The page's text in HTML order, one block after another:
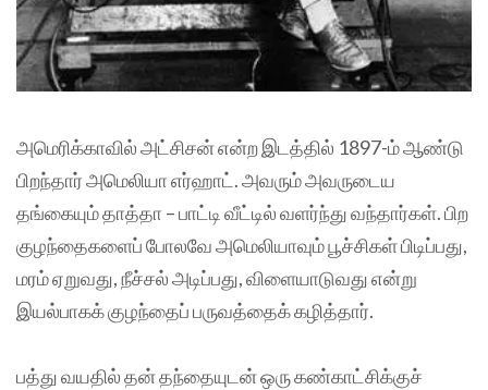
அமெரிக்காவில் அட்சிசன் என்ற இடத்தில் 1897-ம் ஆண்டு
பிறந்தார் அமெலியா எர்ஹாட். அவரும் அவருடைய
தங்கையும் தாத்தா – பாட்டி வீட்டில் வளர்ந்து வந்தார்கள். பிற
குழந்தைகளைப் போலவே அமெலியாவும் பூச்சிகள் பிடிப்பது,
மரம் ஏறுவது, நீச்சல் அடிப்பது, விளையாடுவது என்று
இயல்பாகக் குழந்தைப் பருவத்தைக் கழித்தார்.
பத்து வயதில் தன் தந்தையுடன் ஒரு கண்காட்சிக்குச்